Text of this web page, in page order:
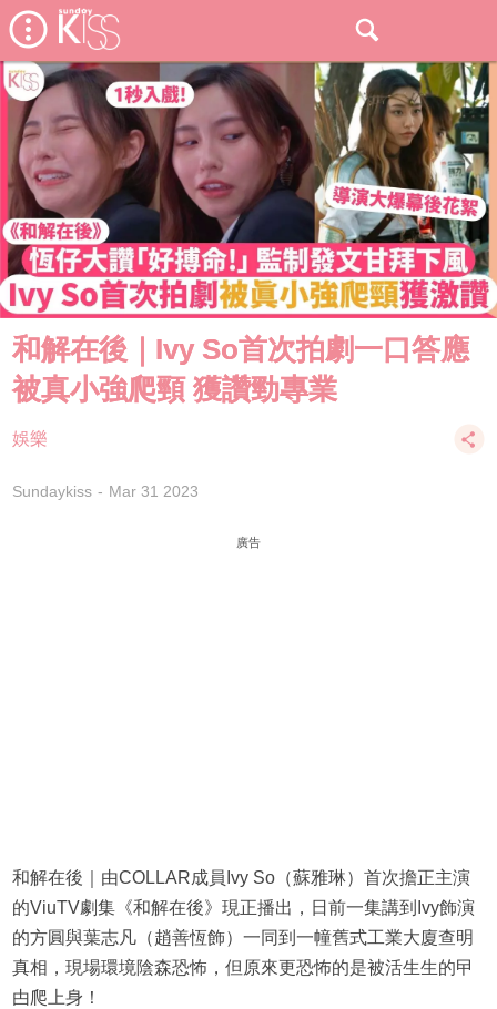
和解在後｜Ivy So首次拍劇一口答應
被真小強爬頸 獲讚勁專業
娛樂
Sundaykiss Mar 31 2023
廣告
和解在後｜由COLLAR成員Ivy So（蘇雅琳）首次擔正主演
的ViuTV劇集《和解在後》現正播出，日前一集講到Ivy飾演
的方圓與葉志凡（趙善恆飾）一同到一幢舊式工業大廈查明
真相，現場環境陰森恐怖，但原來更恐怖的是被活生生的曱
甴爬上身！